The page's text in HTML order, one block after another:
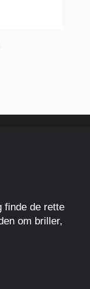
finde de rette
om briller,